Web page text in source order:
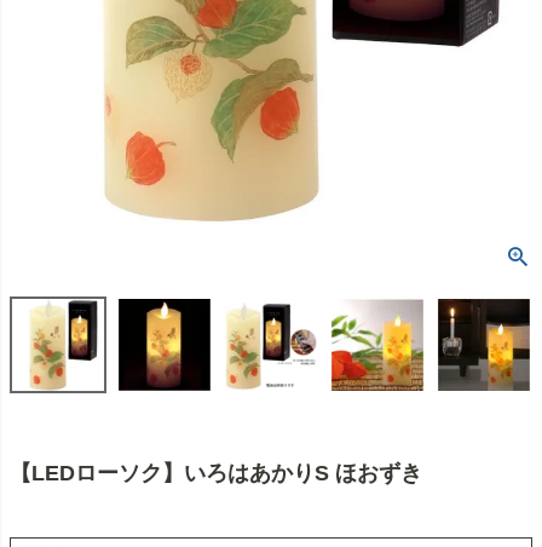
【LEDローソク】いろはあかりS ほおずき